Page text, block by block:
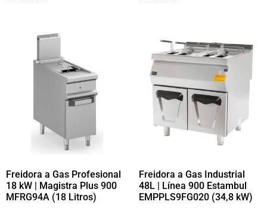
Freidora a Gas Profesional
18 kW | Magistra Plus 900
MFRG94A (18 Litros)
Freidora a Gas Industrial
48L | Línea 900 Estambul
EMPPLS9FG020 (34,8 kW)